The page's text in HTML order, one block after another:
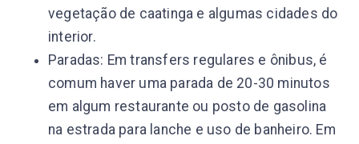
vegetação de caatinga e algumas cidades do
interior.
Paradas: Em transfers regulares e ônibus, é
comum haver uma parada de 20-30 minutos
em algum restaurante ou posto de gasolina
na estrada para lanche e uso de banheiro. Em